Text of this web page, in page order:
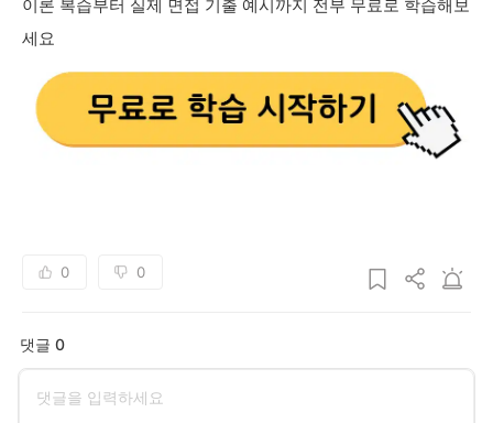
이론 복습부터 실제 면접 기출 예시까지 전부 무료로 학습해보
세요
0 0
댓글 0